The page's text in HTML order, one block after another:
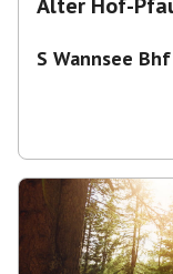
S Wannsee